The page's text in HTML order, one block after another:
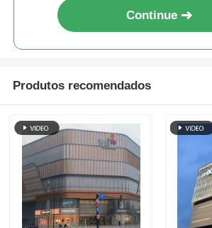
Continue
Produtos recomendados